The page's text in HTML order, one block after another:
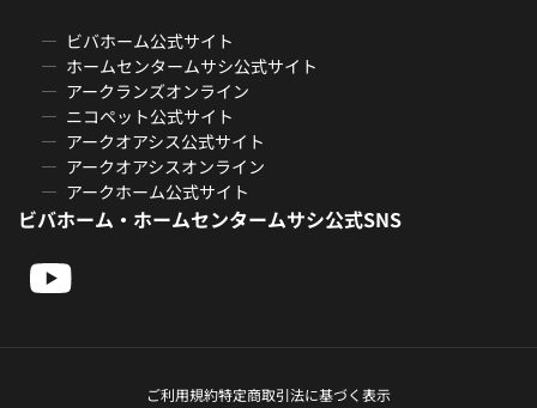
ビバホーム公式サイト
ホームセンタームサシ公式サイト
アークランズオンライン
ニコペット公式サイト
アークオアシス公式サイト
アークオアシスオンライン
アークホーム公式サイト
ビバホーム・ホームセンタームサシ公式SNS
ご利用規約特定商取引法に基づく表示